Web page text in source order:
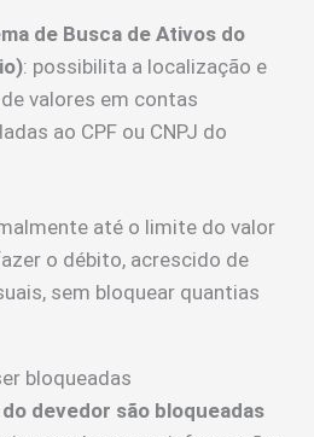
de Busca de Ativos do
: possibilita a localização e
valores em contas
ao CPF ou CNPJ do
até o limite do valor
o débito, acrescido de
sem bloquear quantias
bloqueadas
devedor são bloqueadas